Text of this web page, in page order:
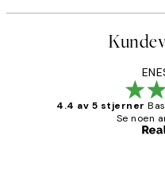
4.4 av 5 stjerner
Se noen